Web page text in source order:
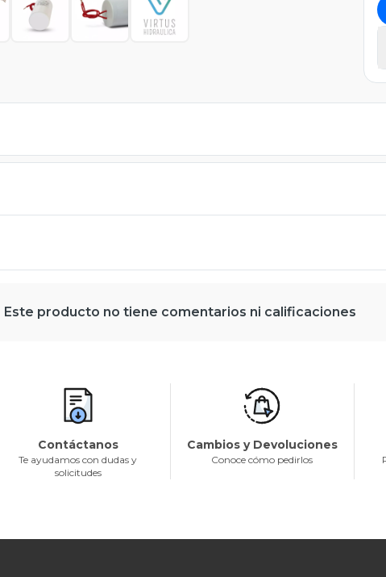
Este producto no tiene comentarios ni calificaciones
Contáctanos
Te ayudamos con dudas y
solicitudes
Cambios y Devoluciones
Conoce cómo pedirlos